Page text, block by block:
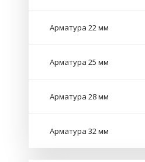
Арматура 22 мм
Арматура 25 мм
Арматура 28 мм
Арматура 32 мм